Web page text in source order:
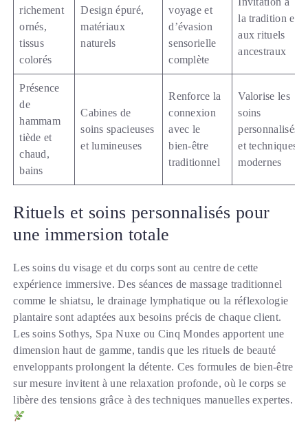
richement
ornés,
tissus
colorés
Design épuré,
matériaux
naturels
voyage et
d’évasion
sensorielle
complète
la tradition et
aux rituels
ancestraux
Présence
de
hammam
tiède et
chaud,
bains
Cabines de
soins spacieuses
et lumineuses
Renforce la
connexion
avec le
bien-être
traditionnel
Valorise les
soins
personnalisés
et techniques
modernes
Rituels et soins personnalisés pour
une immersion totale
Les soins du visage et du corps sont au centre de cette
expérience immersive. Des séances de massage traditionnel
comme le shiatsu, le drainage lymphatique ou la réflexologie
plantaire sont adaptées aux besoins précis de chaque client.
Les soins Sothys, Spa Nuxe ou Cinq Mondes apportent une
dimension haut de gamme, tandis que les rituels de beauté
enveloppants prolongent la détente. Ces formules de bien-être
sur mesure invitent à une relaxation profonde, où le corps se
libère des tensions grâce à des techniques manuelles expertes.